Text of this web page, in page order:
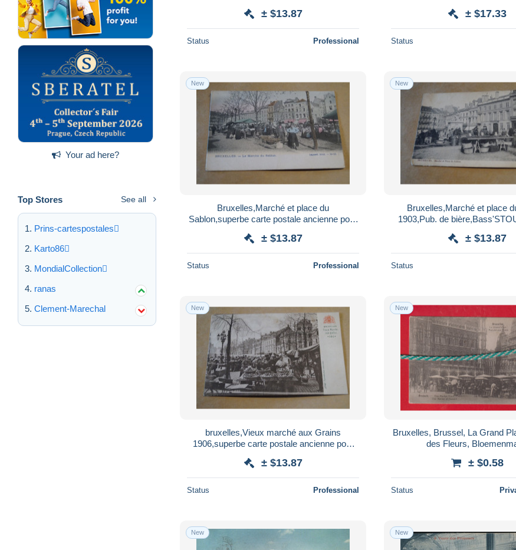
Your ad here?
Top Stores See all
Prins-cartespostales
Karto86
MondialCollection
ranas
Clement-Marechal
± $13.87
Status Professional
± $17.33
Status
New
Bruxelles,Marché et place du
Sablon,superbe carte postale ancienne pour
± $13.87
Status Professional
New
Bruxelles,Marché et place
1903,Pub. de
± $13.87
Status
New
bruxelles,Vieux marché aux Grains
1906,superbe carte postale ancienne pour
± $13.87
Status Professional
New
Bruxelles, Brussel, La Grand
des Fleurs,
± $0.58
Status
New New